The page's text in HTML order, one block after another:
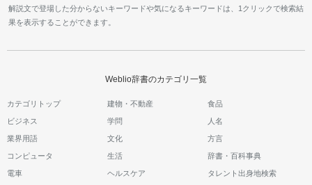
解説文で登場した分からないキーワードや気になるキーワードは、1クリックで検索結
果を表示することができます。
Weblio辞書のカテゴリ一覧
カテゴリトップ 建物・不動産 食品
ビジネス 学問 人名
業界用語 文化 方言
コンピュータ 生活 辞書・百科事典
電車 ヘルスケア タレント出身地検索